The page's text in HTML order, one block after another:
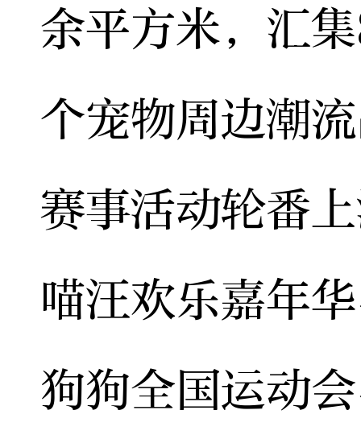
余平方米，汇
个宠物周边潮
赛事活动轮番
喵汪欢乐嘉年
狗狗全国运动